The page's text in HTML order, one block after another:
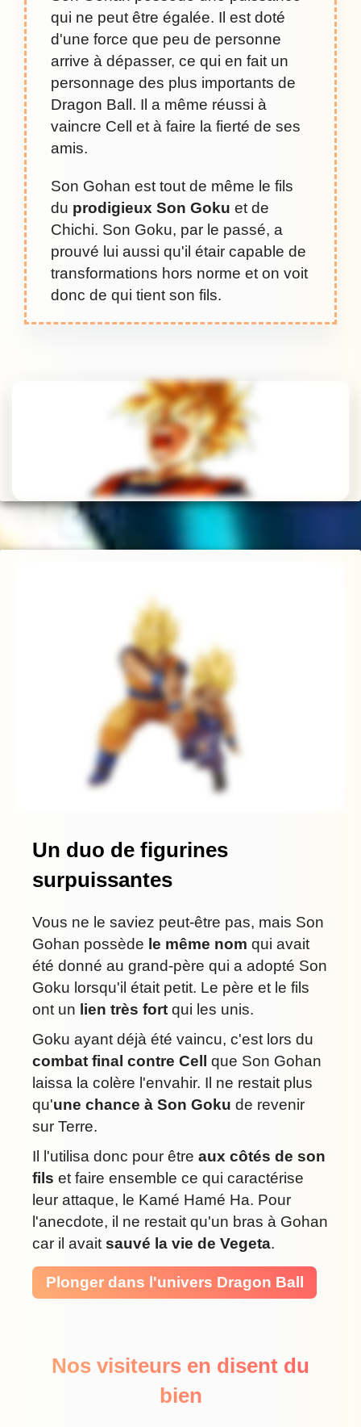
qui ne peut être égalée. Il est doté
d'une force que peu de personne
arrive à dépasser, ce qui en fait un
personnage des plus importants de
Dragon Ball. Il a même réussi à
vaincre Cell et à faire la fierté de ses
amis.
Son Gohan est tout de même le fils
du prodigieux Son Goku et de
Chichi. Son Goku, par le passé, a
prouvé lui aussi qu'il étair capable de
transformations hors norme et on voit
donc de qui tient son fils.
Un duo de figurines
surpuissantes
Vous ne le saviez peut-être pas, mais Son
Gohan possède le même nom qui avait
été donné au grand-père qui a adopté Son
Goku lorsqu'il était petit. Le père et le fils
ont un lien très fort qui les unis.
Goku ayant déjà été vaincu, c'est lors du
combat final contre Cell
que Son Gohan
laissa la colère l'envahir. Il ne restait plus
qu'une chance à Son Goku de revenir
sur Terre.
Il l'utilisa donc pour être aux côtés de son
fils et faire ensemble ce qui caractérise
leur attaque, le Kamé Hamé Ha. Pour
l'anecdote, il ne restait qu'un bras à Gohan
car il avaitsauvé la vie de Vegeta.
Plonger dans l'univers Dragon Ball
Nos visiteurs en disent du
bien